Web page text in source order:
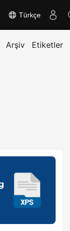
Türkçe
Arşiv Etiketler